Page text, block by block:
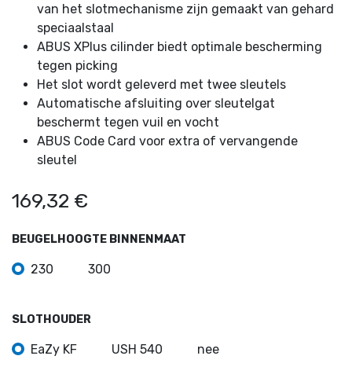
van het slotmechanisme zijn gemaakt van gehard
speciaalstaal
ABUS XPlus cilinder biedt optimale bescherming
tegen picking
Het slot wordt geleverd met twee sleutels
Automatische afsluiting over sleutelgat
beschermt tegen vuil en vocht
ABUS Code Card voor extra of vervangende
sleutel
169,32 €
BEUGELHOOGTE BINNENMAAT
230 300
SLOTHOUDER
EaZy KF USH 540 nee